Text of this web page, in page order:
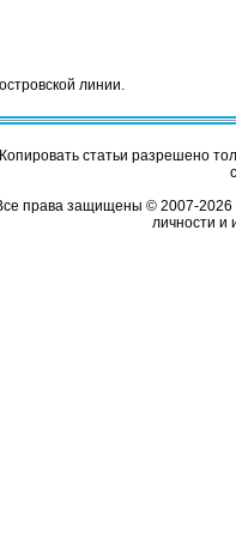
линии.
Копировать статьи разрешено
права защищены © 2007-2026
личности и